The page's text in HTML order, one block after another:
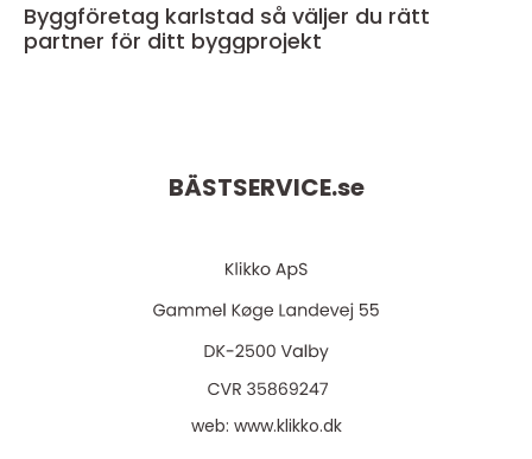
Byggföretag karlstad så väljer du rätt
partner för ditt byggprojekt
BÄSTSERVICE.se
web: www.klikko.dk